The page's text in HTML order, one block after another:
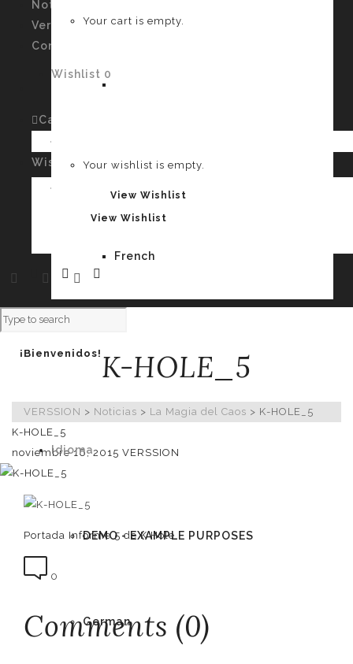
Spanish
French
¡Bienvenidos!
Idioma
DEMO - EXAMPLE PURPOSES
German
Your cart is empty.
Wishlist 0
Your wishlist is empty.
View Wishlist
Noticias
Verssiones
Contacto
Cart
Wishlist 0
View Wishlist
K-HOLE_5
VERSSION > Noticias > La Magia del Caos > K-HOLE_5
K-HOLE_5
noviembre 16, 2015 VERSSION
Portada Informe 5 de K Hole
0
Comments (0)